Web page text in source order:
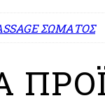
ΣΩΜΑΤΟΣ